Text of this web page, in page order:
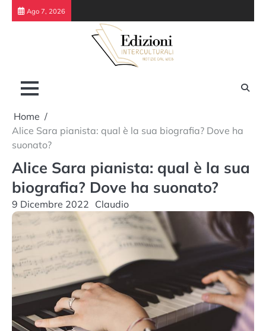
Skip
Ago 7, 2026
Home
Alice Sara pianista: qual è la sua biografia? Dove ha
suonato?
Alice Sara pianista: qual è la sua
biografia? Dove ha suonato?
9 Dicembre 2022 Claudio